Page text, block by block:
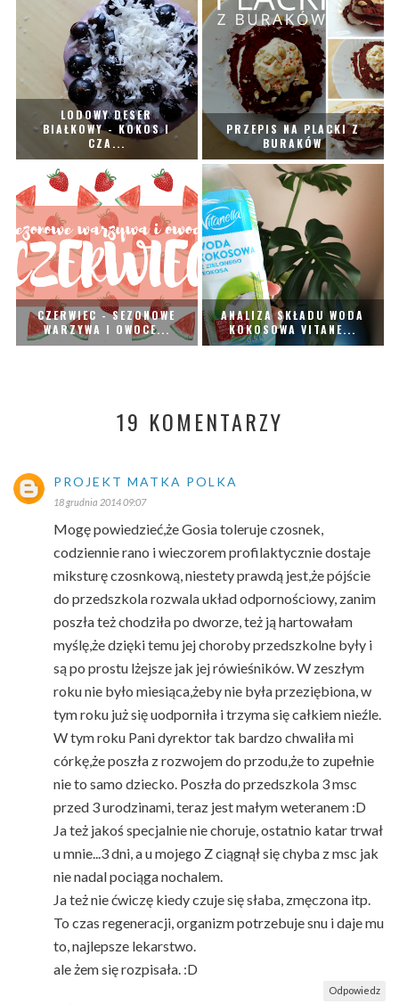
LODOWY DESER
BIAŁKOWY - KOKOS I
CZA...
PRZEPIS NA PLACKI Z
BURAKÓW
CZERWIEC - SEZONOWE
WARZYWA I OWOCE...
ANALIZA SKŁADU WODA
KOKOSOWA VITANE...
19 KOMENTARZY
PROJEKT MATKA POLKA
18 grudnia 2014 09:07
Mogę powiedzieć,że Gosia toleruje czosnek,
codziennie rano i wieczorem profilaktycznie dostaje
miksturę czosnkową, niestety prawdą jest,że pójście
do przedszkola rozwala układ odpornościowy, zanim
poszła też chodziła po dworze, też ją hartowałam
myślę,że dzięki temu jej choroby przedszkolne były i
są po prostu lżejsze jak jej rówieśników. W zeszłym
roku nie było miesiąca,żeby nie była przeziębiona, w
tym roku już się uodporniła i trzyma się całkiem nieźle.
W tym roku Pani dyrektor tak bardzo chwaliła mi
córkę,że poszła z rozwojem do przodu,że to zupełnie
nie to samo dziecko. Poszła do przedszkola 3 msc
przed 3 urodzinami, teraz jest małym weteranem :D
Ja też jakoś specjalnie nie choruje, ostatnio katar trwał
u mnie...3 dni, a u mojego Z ciągnął się chyba z msc jak
nie nadal pociąga nochalem.
Ja też nie ćwiczę kiedy czuje się słaba, zmęczona itp.
To czas regeneracji, organizm potrzebuje snu i daje mu
to, najlepsze lekarstwo.
ale żem się rozpisała. :D
Odpowiedz